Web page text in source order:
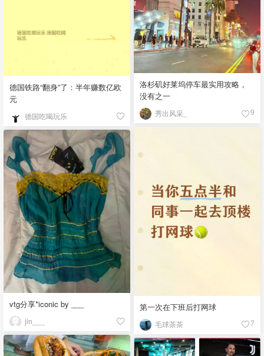
德国铁路“翻身”了：半年赚数亿欧
元
德国吃喝玩乐
洛杉矶好莱坞停车最实用攻略，
没有之一
秀出风采_ 9
第一次在下班后打网球
毛球茶茶 7
vtg分享*iconic by ___
jin___